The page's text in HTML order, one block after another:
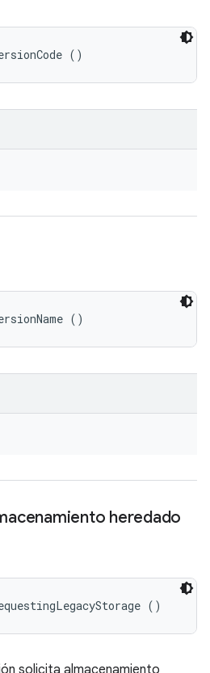
()
()
heredado
()
solicita almacenamiento